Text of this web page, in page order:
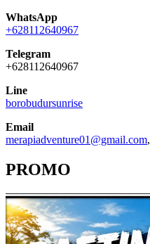
WhatsApp
+628112640967
Telegram
+628112640967
Line
borobudursunrise
Email
merapiadventure01@gmail.com,
PROMO